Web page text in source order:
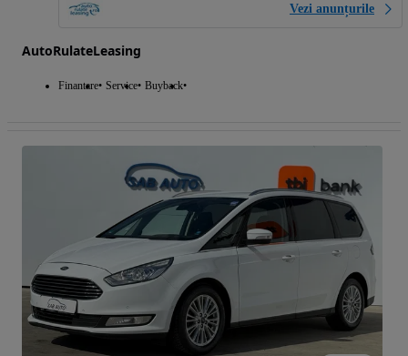
Vezi anunțurile
AutoRulateLeasing
Finantare Service Buyback